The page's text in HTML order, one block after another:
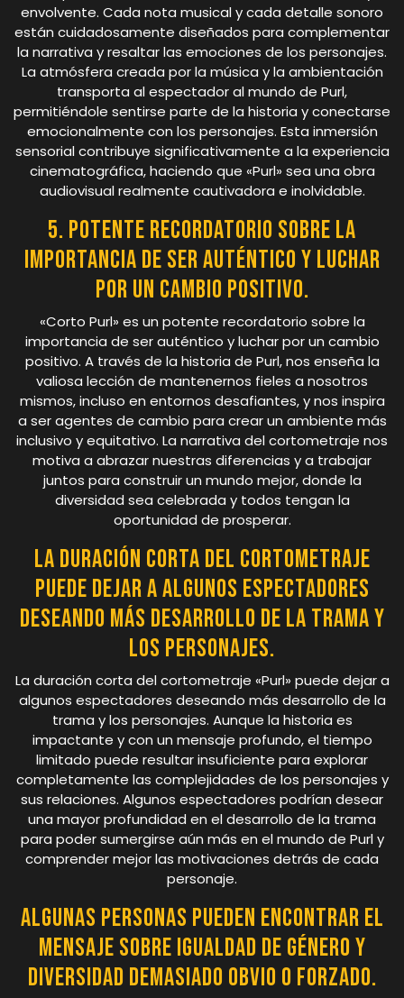
envolvente. Cada nota musical y cada detalle sonoro
están cuidadosamente diseñados para complementar
la narrativa y resaltar las emociones de los personajes.
La atmósfera creada por la música y la ambientación
transporta al espectador al mundo de Purl,
permitiéndole sentirse parte de la historia y conectarse
emocionalmente con los personajes. Esta inmersión
sensorial contribuye significativamente a la experiencia
cinematográfica, haciendo que «Purl» sea una obra
audiovisual realmente cautivadora e inolvidable.
5. Potente recordatorio sobre la
importancia de ser auténtico y luchar
por un cambio positivo.
«Corto Purl» es un potente recordatorio sobre la
importancia de ser auténtico y luchar por un cambio
positivo. A través de la historia de Purl, nos enseña la
valiosa lección de mantenernos fieles a nosotros
mismos, incluso en entornos desafiantes, y nos inspira
a ser agentes de cambio para crear un ambiente más
inclusivo y equitativo. La narrativa del cortometraje nos
motiva a abrazar nuestras diferencias y a trabajar
juntos para construir un mundo mejor, donde la
diversidad sea celebrada y todos tengan la
oportunidad de prosperar.
La duración corta del cortometraje
puede dejar a algunos espectadores
deseando más desarrollo de la trama y
los personajes.
La duración corta del cortometraje «Purl» puede dejar a
algunos espectadores deseando más desarrollo de la
trama y los personajes. Aunque la historia es
impactante y con un mensaje profundo, el tiempo
limitado puede resultar insuficiente para explorar
completamente las complejidades de los personajes y
sus relaciones. Algunos espectadores podrían desear
una mayor profundidad en el desarrollo de la trama
para poder sumergirse aún más en el mundo de Purl y
comprender mejor las motivaciones detrás de cada
personaje.
Algunas personas pueden encontrar el
mensaje sobre igualdad de género y
diversidad demasiado obvio o forzado.